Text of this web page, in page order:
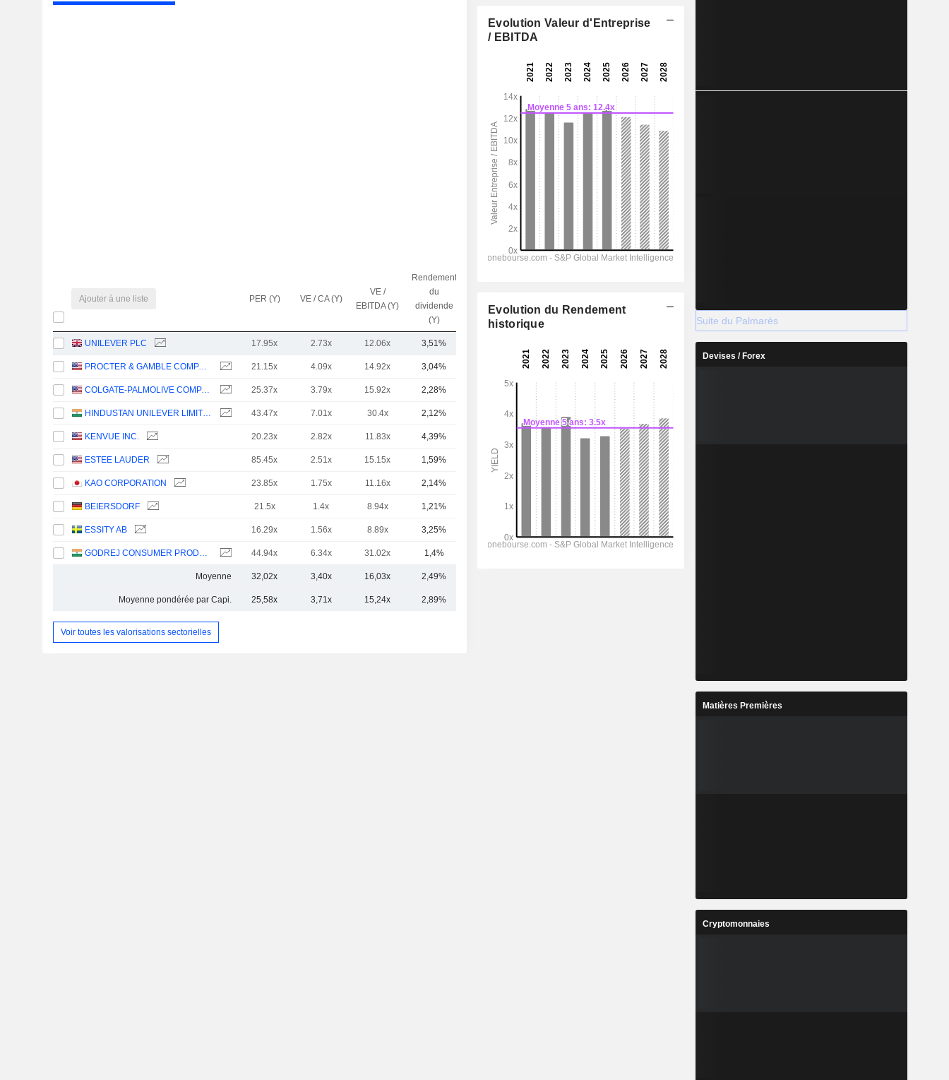
Ajouter à une liste PER (Y) VE / CA (Y)
VE /
EBITDA (Y)
Rendement
du
dividende
(Y)
UNILEVER PLC 17.95x 2.73x 12.06x 3,51%
PROCTER & GAMBLE COMPANY 21.15x 4.09x 14.92x 3,04%
COLGATE-PALMOLIVE COMPANY 25.37x 3.79x 15.92x 2,28%
HINDUSTAN UNILEVER LIMITED 43.47x 7.01x 30.4x 2,12% 51,75 Md
KENVUE INC. 20.23x 2.82x 11.83x 4,39%
ESTEE LAUDER 85.45x 2.51x 15.15x 1,59% 31,96 Md
KAO CORPORATION 23.85x 1.75x 11.16x 2,14%
BEIERSDORF 21.5x 1.4x 8.94x 1,21% 20,47 Md
ESSITY AB 16.29x 1.56x 8.89x 3,25%
GODREJ CONSUMER PRODUCTS LIMITED 44.94x 6.34x 31.02x 1,4%
Moyenne 32,02x 3,40x 16,03x 2,49%
Moyenne pondérée par Capi. 25,58x 3,71x 15,24x 2,89%
Voir toutes les valorisations sectorielles
Evolution Valeur d'Entreprise
/ EBITDA
Evolution du Rendement
historique
Suite du Palmarès
Devises / Forex
Matières Premières
Cryptomonnaies